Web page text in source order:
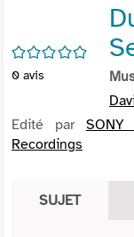
/5
0 avis
Edité par SONY
Recordings
SUJET